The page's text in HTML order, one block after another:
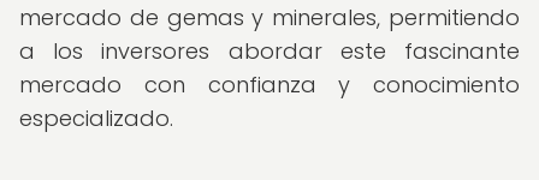
mercado de gemas y minerales, permitiendo
a los inversores abordar este fascinante
mercado con confianza y conocimiento
especializado.